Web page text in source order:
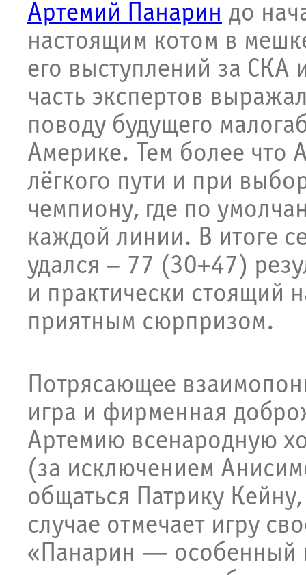
Артемий Панарин до
настоящим котом в
его выступлений за
часть экспертов
поводу будущего
Америке. Тем более что
лёгкого пути и при
чемпиону, где по
каждой линии. В итоге
удался – 77 (30+47)
и практически стоящий
приятным сюрпризом.
Потрясающее
игра и фирменная
Артемию всенародную
(за исключением
общаться Патрику
случае отмечает игру
«Панарин — особенный